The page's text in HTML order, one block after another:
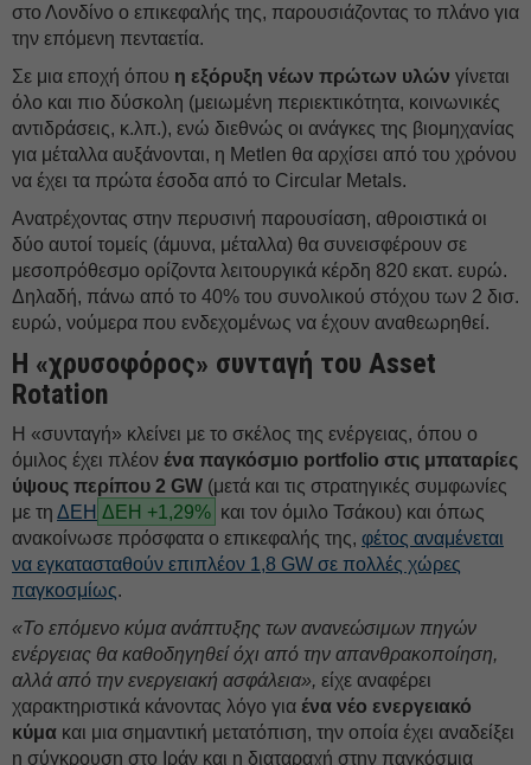
στο Λονδίνο ο επικεφαλής της, παρουσιάζοντας το πλάνο για
την επόμενη πενταετία.
Σε μια εποχή όπου η εξόρυξη νέων πρώτων υλών γίνεται
όλο και πιο δύσκολη (μειωμένη περιεκτικότητα, κοινωνικές
αντιδράσεις, κ.λπ.), ενώ διεθνώς οι ανάγκες της βιομηχανίας
για μέταλλα αυξάνονται, η Metlen θα αρχίσει από του χρόνου
να έχει τα πρώτα έσοδα από το Circular Metals.
Ανατρέχοντας στην περυσινή παρουσίαση, αθροιστικά οι
δύο αυτοί τομείς (άμυνα, μέταλλα) θα συνεισφέρουν σε
μεσοπρόθεσμο ορίζοντα λειτουργικά κέρδη 820 εκατ. ευρώ.
Δηλαδή, πάνω από το 40% του συνολικού στόχου των 2 δισ.
ευρώ, νούμερα που ενδεχομένως να έχουν αναθεωρηθεί.
Η «χρυσοφόρος» συνταγή του Asset
Rotation
Η «συνταγή» κλείνει με το σκέλος της ενέργειας, όπου ο
όμιλος έχει πλέον ένα παγκόσμιο portfolio στις μπαταρίες
ύψους περίπου 2 GW (μετά και τις στρατηγικές συμφωνίες
με τη ΔΕΗ ΔΕΗ +1,29% και τον όμιλο Τσάκου) και όπως
ανακοίνωσε πρόσφατα ο επικεφαλής της, φέτος αναμένεται
να εγκατασταθούν επιπλέον 1,8 GW σε πολλές χώρες
παγκοσμίως.
«Το επόμενο κύμα ανάπτυξης των ανανεώσιμων πηγών
ενέργειας θα καθοδηγηθεί όχι από την απανθρακοποίηση,
αλλά από την ενεργειακή ασφάλεια», είχε αναφέρει
χαρακτηριστικά κάνοντας λόγο για ένα νέο ενεργειακό
κύμα και μια σημαντική μετατόπιση, την οποία έχει αναδείξει
η σύγκρουση στο Ιράν και η διαταραχή στην παγκόσμια